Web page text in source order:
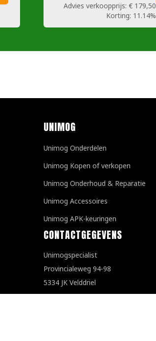
Advies verkoopprijs: € 179,50
Korting: 11.14%
UNIMOG
Unimog Onderdelen
Unimog Kopen of verkopen
Unimog Onderhoud & Reparatie
Unimog Accessoires
Unimog APK-keuringen
CONTACTGEGEVENS
Unimogspecialist
Provincialeweg 94-98
5334 JK Velddriel